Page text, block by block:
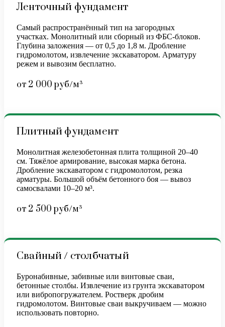
Ленточный фундамент
Самый распространённый тип на загородных
участках. Монолитный или сборный из ФБС-блоков.
Глубина заложения — от 0,5 до 1,8 м. Дробление
гидромолотом, извлечение экскаватором. Арматуру
режем и вывозим бесплатно.
от 2 000 руб/м³
Плитный фундамент
Монолитная железобетонная плита толщиной 20–40
см. Тяжёлое армирование, высокая марка бетона.
Дробление экскаватором с гидромолотом, резка
арматуры. Большой объём бетонного боя — вывоз
самосвалами 10–20 м³.
от 2 500 руб/м³
Свайный / столбчатый
Буронабивные, забивные или винтовые сваи,
бетонные столбы. Извлечение из грунта экскаватором
или вибропогружателем. Ростверк дробим
гидромолотом. Винтовые сваи выкручиваем — можно
использовать повторно.